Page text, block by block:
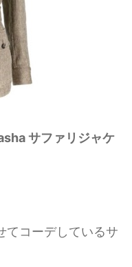
サファリジャケ
てコーデしているサ